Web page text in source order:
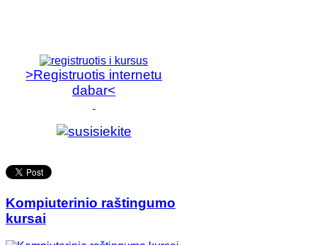
>Registruotis internetu
dabar<
Kompiuterinio raštingumo
kursai